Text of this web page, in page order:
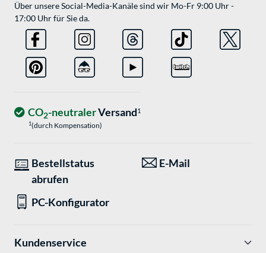
Über unsere Social-Media-Kanäle sind wir Mo-Fr 9:00 Uhr -
17:00 Uhr für Sie da.
CO2-neutralerVersand1
1(durch Kompensation)
Bestellstatus
abrufen
E-Mail
PC-Konfigurator
Kundenservice